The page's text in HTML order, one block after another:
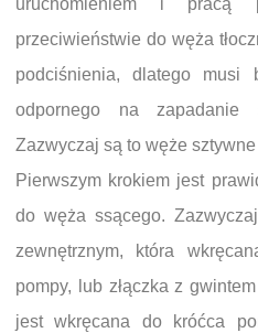
uruchomieniem i pracą
przeciwieństwie do węża
podciśnienia, dlatego musi
odpornego na
Zazwyczaj są to węże
Pierwszym krokiem jest
do węża ssącego.
zewnętrznym, która
pompy, lub złączka z
jest wkręcana do króćca